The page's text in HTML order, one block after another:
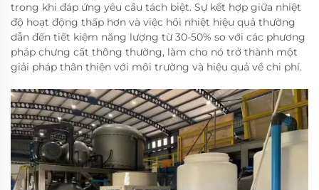
trong khi đáp ứng yêu cầu tách biệt. Sự kết hợp giữa nhiệt
độ hoạt động thấp hơn và việc hồi nhiệt hiệu quả thường
dẫn đến tiết kiệm năng lượng từ 30-50% so với các phương
pháp chưng cất thông thường, làm cho nó trở thành một
giải pháp thân thiện với môi trường và hiệu quả về chi phí.